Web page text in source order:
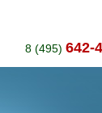
8 (495) 642-